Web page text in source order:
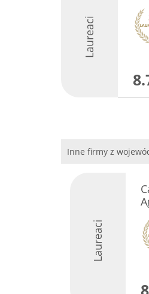
Laureaci
Inne firmy z
Laureaci